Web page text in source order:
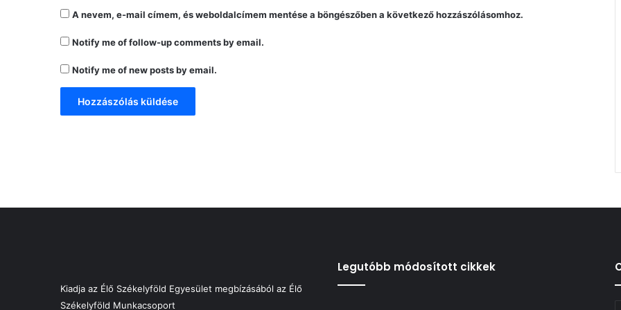
A nevem, e-mail címem, és weboldalcímem mentése a böngészőben a következő hozzászólásomhoz.
Notify me of follow-up comments by email.
Notify me of new posts by email.
Kiadja az Élő Székelyföld Egyesület megbízásából az Élő
Székelyföld Munkacsoport
Legutóbb módosított cikkek